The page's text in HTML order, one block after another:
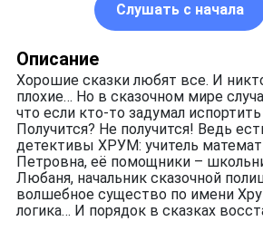
Описание
Хорошие сказки любят все. И
плохие… Но в сказочном мире
что если кто-то задумал
Получится? Не получится! Ведь
детективы ХРУМ: учитель
Петровна, её помощники –
Любаня, начальник сказочной
волшебное существо по имени
логика… И порядок в сказках
Слушать с начала